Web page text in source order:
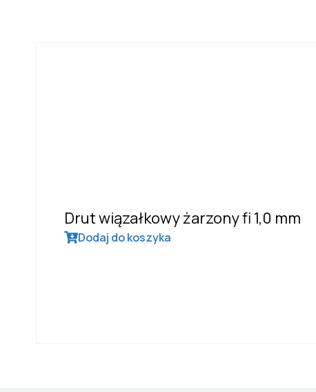
Drut wiązałkowy żarzony fi 1,0 mm
Dodaj do koszyka